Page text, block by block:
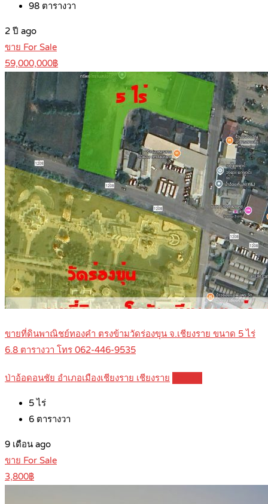
98 ตารางวา
2 ปี ago
ขาย For Sale
59,000,000฿
ขายที่ดินพาณิชย์ทองคำ ตรงข้ามวัดร่องขุน จ.เชียงราย ขนาด 5 ไร่
6.8 ตารางวา โทร 062-446-9535
ป่าอ้อดอนชัย อำเภอเมืองเชียงราย เชียงราย
5ไร่
6 ตารางวา
9 เดือน ago
ขาย For Sale
3,800฿